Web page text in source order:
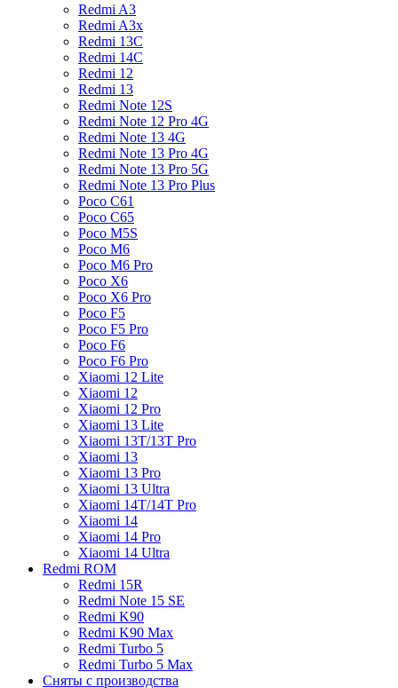
Redmi A3
Redmi A3x
Redmi 13C
Redmi 14C
Redmi 12
Redmi 13
Redmi Note 12S
Redmi Note 12 Pro 4G
Redmi Note 13 4G
Redmi Note 13 Pro 4G
Redmi Note 13 Pro 5G
Redmi Note 13 Pro Plus
Poco C61
Poco C65
Poco M5S
Poco M6
Poco M6 Pro
Poco X6
Poco X6 Pro
Poco F5
Poco F5 Pro
Poco F6
Poco F6 Pro
Xiaomi 12 Lite
Xiaomi 12
Xiaomi 12 Pro
Xiaomi 13 Lite
Xiaomi 13T/13T Pro
Xiaomi 13
Xiaomi 13 Pro
Xiaomi 13 Ultra
Xiaomi 14T/14T Pro
Xiaomi 14
Xiaomi 14 Pro
Xiaomi 14 Ultra
Redmi ROM
Redmi 15R
Redmi Note 15 SE
Redmi K90
Redmi K90 Max
Redmi Turbo 5
Redmi Turbo 5 Max
Сняты с производства